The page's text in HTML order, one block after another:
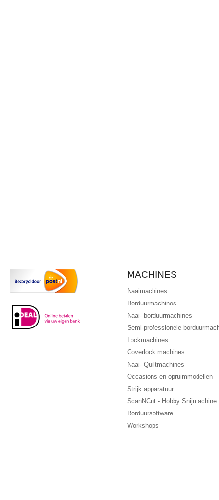
MACHINES
Naaimachines
Borduurmachines
Naai- borduurmachines
Semi-professionele
Lockmachines
Coverlock machines
Naai- Quiltmachines
Occasions en opruimmodellen
Strijk apparatuur
ScanNCut - Hobby Snijmachine
Borduursoftware
Workshops